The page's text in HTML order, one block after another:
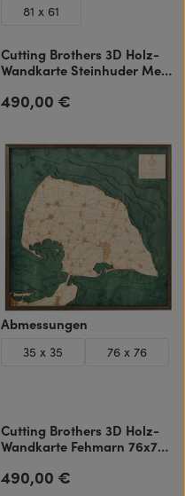
81 x 61
Cutting Brothers 3D Holz-
Wandkarte Steinhuder Meer
Regulärer Preis:
490,00 €
Abmessungen
35 x 35 76 x 76
Cutting Brothers 3D Holz-
Wandkarte Fehmarn 76x76
Regulärer Preis:
490,00 €